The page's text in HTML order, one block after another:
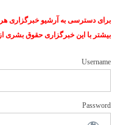
برای دسترسی به آرشیو خبرگزاری
بیشتر با این خبرگزاری حقوق بشری
Username
Password